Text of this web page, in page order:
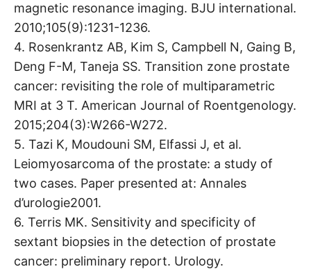
magnetic resonance imaging. BJU international.
2010;105(9):1231-1236.
4. Rosenkrantz AB, Kim S, Campbell N, Gaing B,
Deng F-M, Taneja SS. Transition zone prostate
cancer: revisiting the role of multiparametric
MRI at 3 T. American Journal of Roentgenology.
2015;204(3):W266-W272.
5. Tazi K, Moudouni SM, Elfassi J, et al.
Leiomyosarcoma of the prostate: a study of
two cases. Paper presented at: Annales
d’urologie2001.
6. Terris MK. Sensitivity and specificity of
sextant biopsies in the detection of prostate
cancer: preliminary report. Urology.